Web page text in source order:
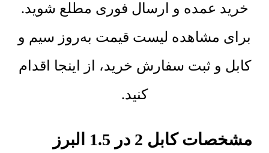
خرید عمده و ارسال فوری مطلع شوید.
برای مشاهده لیست قیمت به‌روز سیم و
کابل و ثبت سفارش خرید، از اینجا اقدام
کنید.
مشخصات کابل 2 در 1.5 البرز